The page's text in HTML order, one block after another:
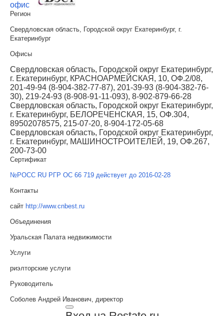
офис
Регион
Свердловская область, Городской округ Екатеринбург, г.
Екатеринбург
Офисы
Свердловская область, Городской округ Екатеринбург,
г. Екатеринбург, КРАСНОАРМЕЙСКАЯ, 10, ОФ.2/08,
201-49-94 (8-904-382-77-87), 201-39-93 (8-904-382-76-
30), 219-24-93 (8-908-91-11-093), 8-902-879-66-28
Свердловская область, Городской округ Екатеринбург,
г. Екатеринбург, БЕЛОРЕЧЕНСКАЯ, 15, ОФ.304,
89502078575, 215-07-20, 8-904-172-05-68
Свердловская область, Городской округ Екатеринбург,
г. Екатеринбург, МАШИНОСТРОИТЕЛЕЙ, 19, ОФ.267,
200-73-00
Сертификат
№РОСС RU РГР ОС 66 719 действует до 2016-02-28
Контакты
сайт http://www.cnbest.ru
Объединения
Уральская Палата недвижимости
Услуги
риэлторские услуги
Руководитель
Соболев Андрей Иванович, директор